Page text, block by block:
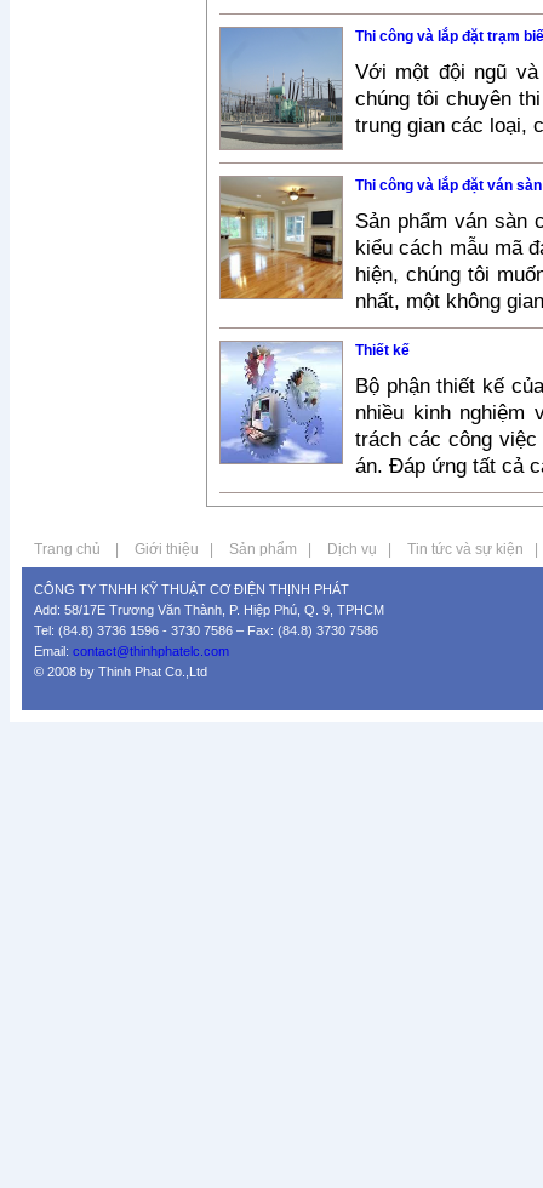
Thi công và lắp đặt trạm
Với một đội ngũ
chúng tôi chuyên
trung gian các loại,
Thi công và lắp đặt ván sàn
Sản phẩm ván sàn
kiểu cách mẫu mã
hiện, chúng tôi
nhất, một không
Thiết kế
Bộ phận thiết kế
nhiều kinh nghiệm
trách các công
án. Đáp ứng tất cả
Trang chủ | Giới thiệu | Sản phẩm | Dịch vụ | Tin tức và sự kiện |
CÔNG TY TNHH KỸ THUẬT CƠ ĐIỆN THỊNH PHÁT
Add: 58/17E Trương Văn Thành, P. Hiệp Phú, Q. 9, TPHCM
Tel: (84.8) 3736 1596 - 3730 7586 – Fax: (84.8) 3730 7586
Email: contact@thinhphatelc.com
© 2008 by Thinh Phat Co.,Ltd